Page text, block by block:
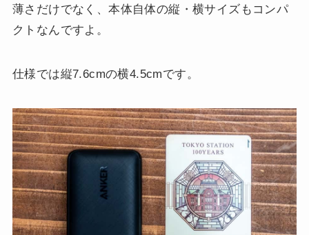
薄さだけでなく、本体自体の縦・横サイズもコンパ
クトなんですよ。
仕様では縦7.6cmの横4.5cmです。